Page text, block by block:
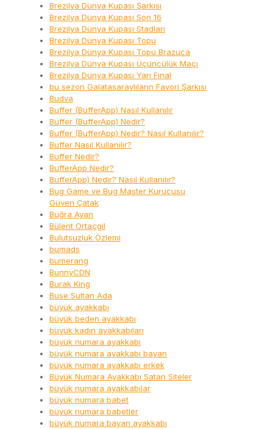
Brezilya Dünya Kupası Şarkısı
Brezilya Dünya Kupası Son 16
Brezilya Dünya Kupası Stadları
Brezilya Dünya Kupası Topu
Brezilya Dünya Kupası Topu Brazuca
Brezilya Dünya Kupası Üçüncülük Maçı
Brezilya Dünya Kupası Yarı Final
bu sezon Galatasaraylıların Favori Şarkısı
Budva
Buffer (BufferApp) Nasıl Kullanılır
Buffer (BufferApp) Nedir?
Buffer (BufferApp) Nedir? Nasıl Kullanılır?
Buffer Nasıl Kullanılır?
Buffer Nedir?
BufferApp Nedir?
BufferApp) Nedir? Nasıl Kullanılır?
Bug Game ve Bug Master Kurucusu
Güven Çatak
Buğra Ayan
Bülent Ortaçgil
Bulutsuzluk Özlemi
bumads
bumerang
BunnyCDN
Burak King
Buse Sultan Ada
büyük ayakkabı
büyük beden ayakkabı
büyük kadın ayakkabıları
büyük numara ayakkabı
büyük numara ayakkabı bayan
büyük numara ayakkabı erkek
Büyük Numara Ayakkabı Satan Siteler
büyük numara ayakkabılar
büyük numara babet
büyük numara babetler
büyük numara bayan ayakkabı